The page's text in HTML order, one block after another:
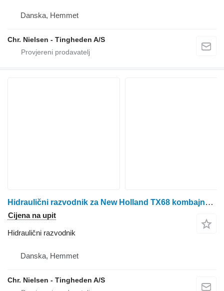
Danska, Hemmet
Chr. Nielsen - Tingheden A/S
Hidraulični razvodnik za New Holland TX68 kombajna za žito
Cijena na upit
Hidraulični razvodnik
Danska, Hemmet
Chr. Nielsen - Tingheden A/S